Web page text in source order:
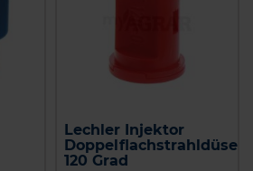
Lechler Injektor
Doppelflachstrahldüse
120 Grad